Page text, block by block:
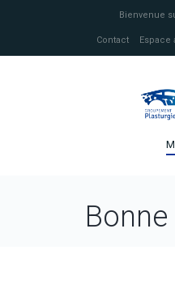
Bienvenue
Contact Espace